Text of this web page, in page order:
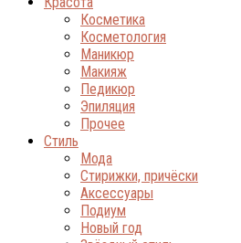
Косметика
Косметология
Маникюр
Макияж
Педикюр
Эпиляция
Прочее
Стиль
Мода
Стирижки, причёски
Аксессуары
Подиум
Новый год